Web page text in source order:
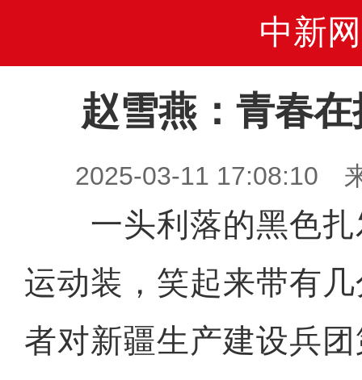
中新网
赵雪燕：青春
2025-03-11 17:08:10
一头利落的黑色扎
运动装，笑起来带有
者对新疆生产建设兵